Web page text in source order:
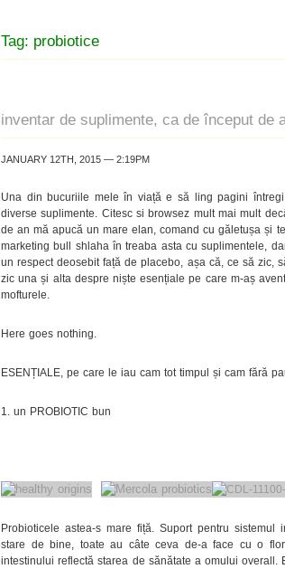
Tag: probiotice
inventar de suplimente, ca de început de
JANUARY 12TH, 2015 — 2:19PM
Una din bucuriile mele în viață e să ling pagini
diverse suplimente. Citesc si browsez mult mai mult
de an mă apucă un mare elan, comand cu găletușa și
marketing bull shlaha în treaba asta cu suplimentele,
un respect deosebit față de placebo, așa că, ce să zic,
zic una și alta despre niște esențiale pe care m-aș
mofturele.
Here goes nothing.
ESENȚIALE, pe care le iau cam tot timpul și cam fără
1. un PROBIOTIC bun
Probioticele astea-s mare fiță. Suport pentru
stare de bine, toate au câte ceva de-a face cu o
intestinului reflectă starea de sănătate a omului overall.